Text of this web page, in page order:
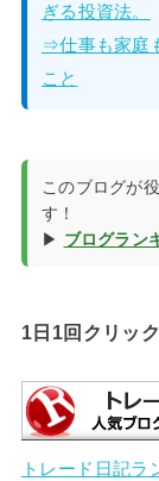
ぎる投資法。
⇒仕事も家庭
こと
このブログが
す！
▶ ブログラン
1日1回クリッ
トレード日記ラ